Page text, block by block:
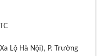
Lộ Hà Nội), P. Trường